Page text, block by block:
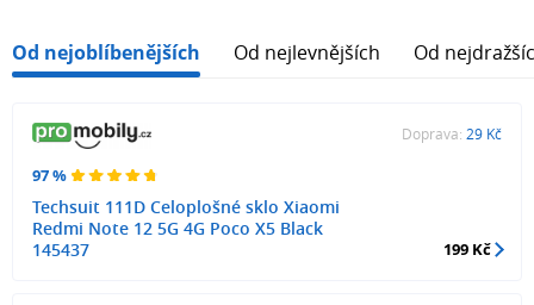
Od nejoblíbenějších Od nejlevnějších Od
97 %
Techsuit 111D Celoplošné sklo Xiaomi
Redmi Note 12 5G 4G Poco X5 Black
145437
Doprava: 29 Kč
199 Kč